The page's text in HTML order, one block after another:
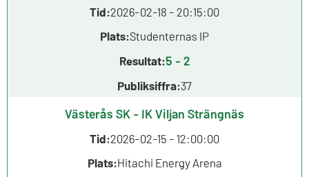
Tid:2026-02-18 - 20:15:00
Plats:Studenternas IP
Resultat:5 - 2
Publiksiffra:37
Västerås SK - IK Viljan Strängnäs
Tid:2026-02-15 - 12:00:00
Plats:Hitachi Energy Arena